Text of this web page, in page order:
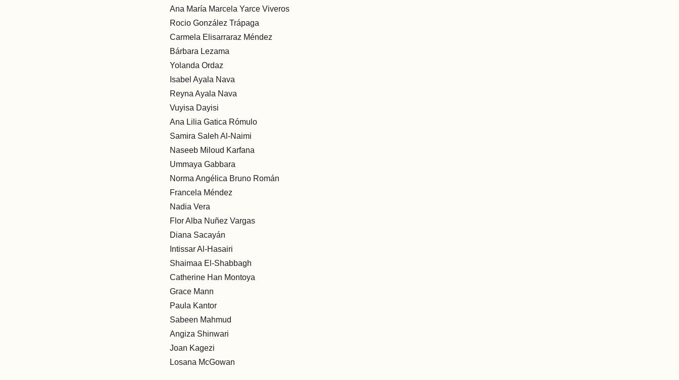
Ana María Marcela Yarce Viveros
Rocio González Trápaga
Carmela Elisarraraz Méndez
Bárbara Lezama
Yolanda Ordaz
Isabel Ayala Nava
Reyna Ayala Nava
Vuyisa Dayisi
Ana Lilia Gatica Rómulo
Samira Saleh Al-Naimi
Naseeb Miloud Karfana
Ummaya Gabbara
Norma Angélica Bruno Román
Francela Méndez
Nadia Vera
Flor Alba Nuñez Vargas
Diana Sacayán
Intissar Al-Hasairi
Shaimaa El-Shabbagh
Catherine Han Montoya
Grace Mann
Paula Kantor
Sabeen Mahmud
Angiza Shinwari
Joan Kagezi
Losana McGowan